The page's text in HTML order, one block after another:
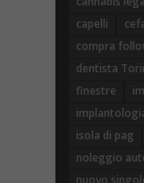
capelli
compra
dentista
finestre
isola di pag
noleggio
nuovo